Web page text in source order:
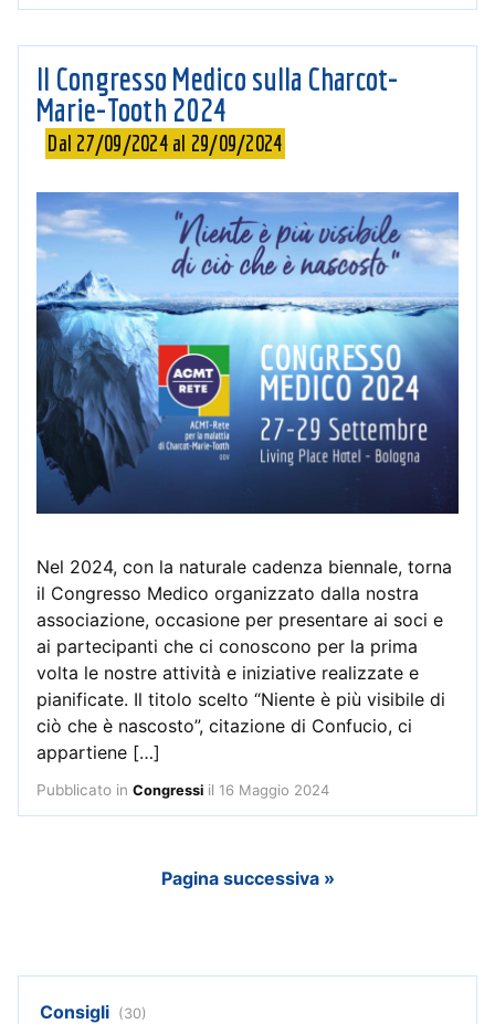
Il Congresso Medico sulla Charcot-
Marie-Tooth 2024
Dal 27/09/2024 al 29/09/2024
Nel 2024, con la naturale cadenza biennale, torna
il Congresso Medico organizzato dalla nostra
associazione, occasione per presentare ai soci e
ai partecipanti che ci conoscono per la prima
volta le nostre attività e iniziative realizzate e
pianificate. Il titolo scelto “Niente è più visibile di
ciò che è nascosto”, citazione di Confucio, ci
appartiene […]
Pubblicato in Congressi il 16 Maggio 2024
Pagina successiva »
Consigli (30)